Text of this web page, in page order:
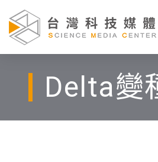
Delta變